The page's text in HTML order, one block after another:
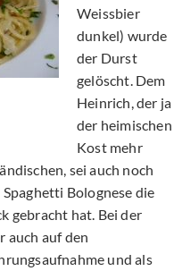
Weissbier
dunkel) wurde
der Durst
gelöscht. Dem
Heinrich, der ja
der heimischen
Kost mehr
sei auch noch
Bolognese die
gebracht hat. Bei der
auch auf den
und als